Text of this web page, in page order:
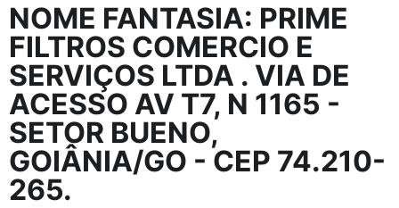
NOME FANTASIA: PRIME
FILTROS COMERCIO E
SERVIÇOS LTDA . VIA DE
ACESSO AV T7, N 1165 -
SETOR BUENO,
GOIÂNIA/GO - CEP 74.210-
265.